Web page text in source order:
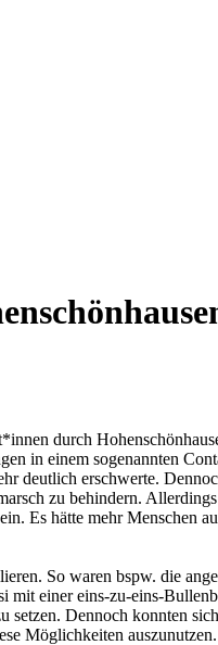
durch
in einem sogenannten
deutlich erschwerte.
zu behindern.
Es hätte mehr Menschen
So waren bspw. die
einer eins-zu-eins-
Dennoch konnten
Möglichkeiten auszunutzen.